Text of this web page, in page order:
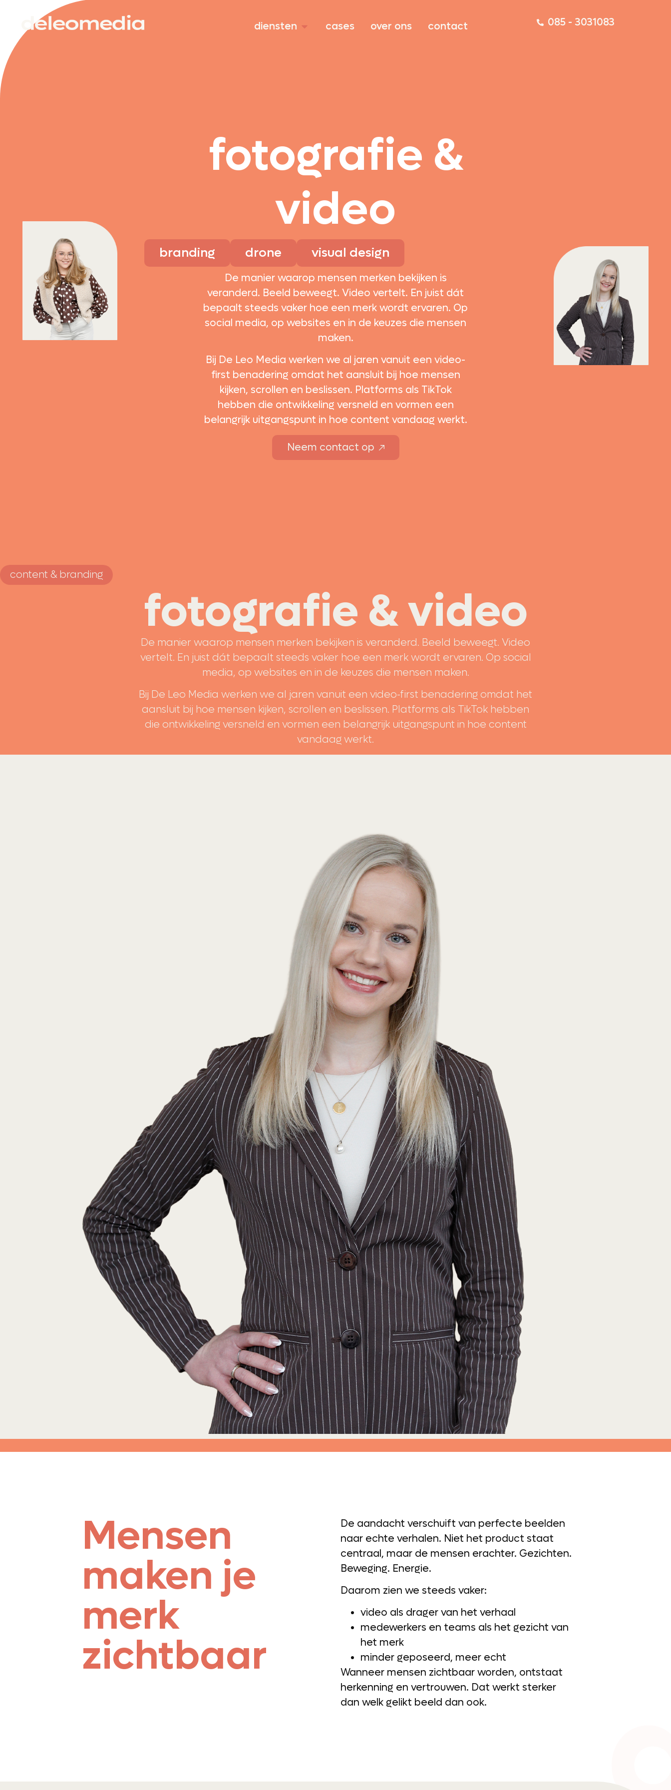
diensten cases over ons contact 085 - 3031083
fotografie &
video
branding drone visual design
De manier waarop mensen merken bekijken is
veranderd. Beeld beweegt. Video vertelt. En juist dát
bepaalt steeds vaker hoe een merk wordt ervaren. Op
social media, op websites en in de keuzes die mensen
maken.
Bij De Leo Media werken we al jaren vanuit een video-
first benadering omdat het aansluit bij hoe mensen
kijken, scrollen en beslissen. Platforms als TikTok
hebben die ontwikkeling versneld en vormen een
belangrijk uitgangspunt in hoe content vandaag werkt.
Neem contact op
content & branding
fotografie & video
De manier waarop mensen merken bekijken is veranderd. Beeld beweegt. Video
vertelt. En juist dát bepaalt steeds vaker hoe een merk wordt ervaren. Op social
media, op websites en in de keuzes die mensen maken.
Bij De Leo Media werken we al jaren vanuit een video-first benadering omdat het
aansluit bij hoe mensen kijken, scrollen en beslissen. Platforms als TikTok hebben
die ontwikkeling versneld en vormen een belangrijk uitgangspunt in hoe content
vandaag werkt.
De aandacht verschuift van perfecte beelden
naar echte verhalen. Niet het product staat
centraal, maar de mensen erachter. Gezichten.
Beweging. Energie.
Daarom zien we steeds vaker:
video als drager van het verhaal
medewerkers en teams als het gezicht van
het merk
minder geposeerd, meer echt
Wanneer mensen zichtbaar worden, ontstaat
herkenning en vertrouwen. Dat werkt sterker
dan welk gelikt beeld dan ook.
Mensen
maken je
merk
zichtbaar